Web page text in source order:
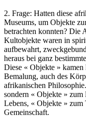
2. Frage: Hatten diese
Museums, um Objekte
betrachten konnten?
Kultobjekte waren in
aufbewahrt,
heraus bei ganz
Diese « Objekte »
Bemalung, auch des
afrikanischen
sondern « Objekte » zum
Lebens, « Objekte » zum
Gemeinschaft.